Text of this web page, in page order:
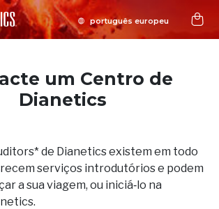
um Centro de
Dianetics
de Dianetics existem em todo
serviços introdutórios e podem
a sua viagem, ou iniciá‑lo na